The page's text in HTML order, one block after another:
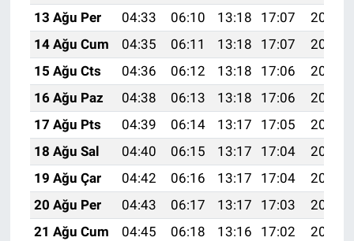
13 Ağu Per
04:33 06:10 13:18 17:07
20:16
14 Ağu Cum
04:35 06:11 13:18 17:07
20:15
15 Ağu Cts
04:36 06:12 13:18 17:06
20:14
16 Ağu Paz
04:38 06:13 13:18 17:06
20:12
17 Ağu Pts
04:39 06:14 13:17 17:05
20:11
18 Ağu Sal
04:40 06:15 13:17 17:04
20:10
19 Ağu Çar
04:42 06:16 13:17 17:04
20:08
20 Ağu Per
04:43 06:17 13:17 17:03
20:07
21 Ağu Cum
04:45 06:18 13:16 17:02
20:05